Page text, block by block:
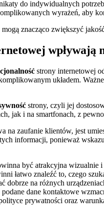
do indywidualnych
wyrażeń, aby
mogą znacząco zwiększyć
wpływają
strony internetowej
układem.
strony, czyli jej
jak i na smartfonach, z
na zaufanie klientów, jest
informacji, ponieważ
być atrakcyjna wizualnie
łatwo znaleźć to, czego
dobrze na różnych
dane kontaktowe
prywatności oraz